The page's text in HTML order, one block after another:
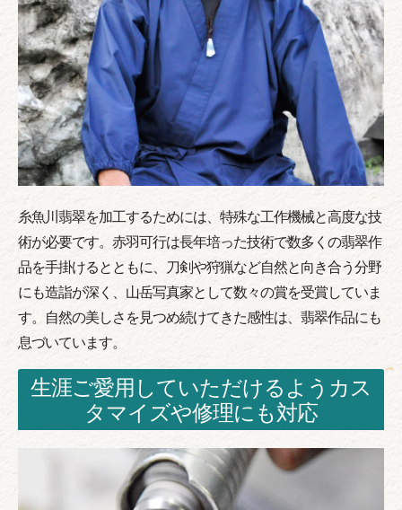
糸魚川翡翠を加工するためには、特殊な工作機械と高度な技
術が必要です。赤羽可行は長年培った技術で数多くの翡翠作
品を手掛けるとともに、刀剣や狩猟など自然と向き合う分野
にも造詣が深く、山岳写真家として数々の賞を受賞していま
す。自然の美しさを見つめ続けてきた感性は、翡翠作品にも
息づいています。
生涯ご愛用していただけるようカス
タマイズや修理にも対応